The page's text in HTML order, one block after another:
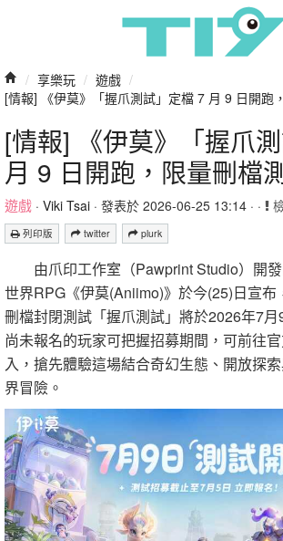
/ 享樂玩 / 遊戲 /
[情報] 《伊莫》「握爪測試」定檔 7 月 9 日開跑
[情報] 《伊莫》「握爪
月 9 日開跑，限量刪檔
遊戲 · Viki Tsai · 發表於 2026-06-25 13:14 · ·
列印版 twitter plurk
由爪印工作室（Pawprint Studio）開發
世界RPG《伊莫(Aniimo)》於今(25)日宣布
刪檔封閉測試「握爪測試」將於2026年7月
尚未報名的玩家可把握招募期間，可前往
入，搶先體驗這場結合奇幻生態、開放探
界冒險。